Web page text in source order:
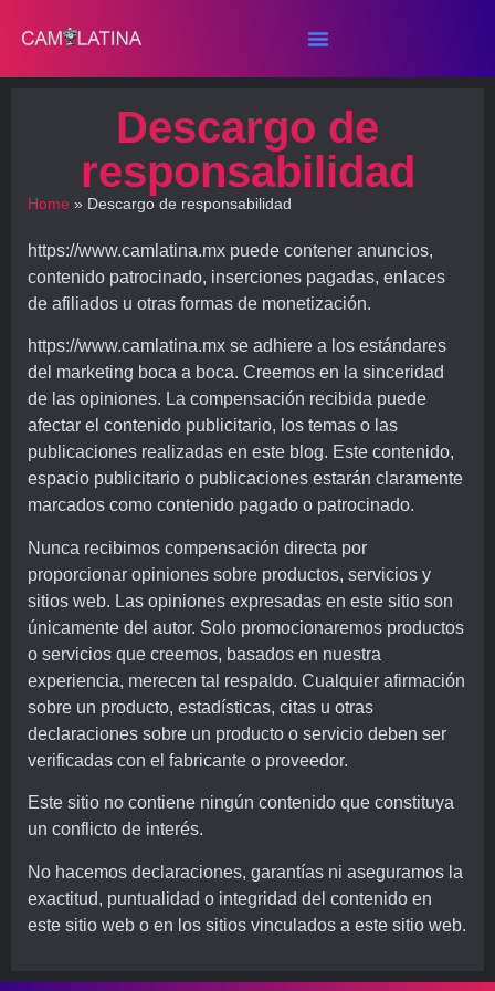
Descargo de
responsabilidad
Home » Descargo de responsabilidad
https://www.camlatina.mx puede contener anuncios,
contenido patrocinado, inserciones pagadas, enlaces
de afiliados u otras formas de monetización.
https://www.camlatina.mx se adhiere a los estándares
del marketing boca a boca. Creemos en la sinceridad
de las opiniones. La compensación recibida puede
afectar el contenido publicitario, los temas o las
publicaciones realizadas en este blog. Este contenido,
espacio publicitario o publicaciones estarán claramente
marcados como contenido pagado o patrocinado.
Nunca recibimos compensación directa por
proporcionar opiniones sobre productos, servicios y
sitios web. Las opiniones expresadas en este sitio son
únicamente del autor. Solo promocionaremos productos
o servicios que creemos, basados en nuestra
experiencia, merecen tal respaldo. Cualquier afirmación
sobre un producto, estadísticas, citas u otras
declaraciones sobre un producto o servicio deben ser
verificadas con el fabricante o proveedor.
Este sitio no contiene ningún contenido que constituya
un conflicto de interés.
No hacemos declaraciones, garantías ni aseguramos la
exactitud, puntualidad o integridad del contenido en
este sitio web o en los sitios vinculados a este sitio web.